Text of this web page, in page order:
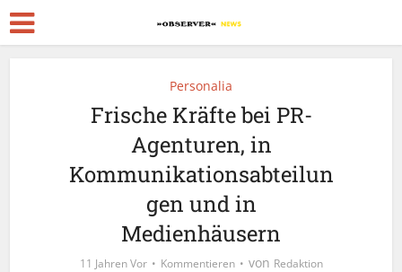
Personalia
Frische Kräfte bei PR-
Agenturen, in
Kommunikationsabteilun
gen und in
Medienhäusern
11 Jahren Vor Kommentieren von Redaktion